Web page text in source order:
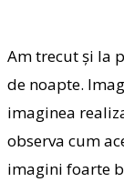
Am trecut și la
de noapte.
imaginea
observa cum
imagini foarte